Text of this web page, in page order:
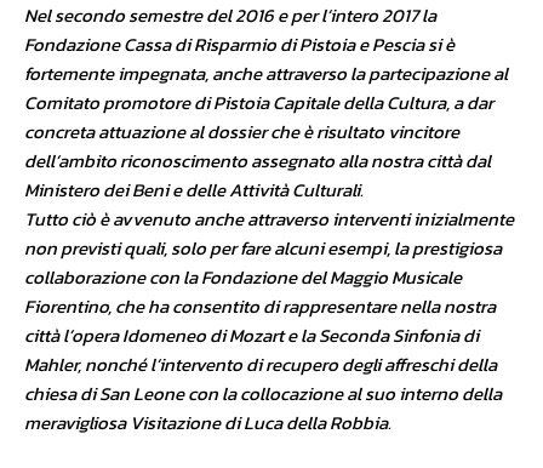
Nel secondo semestre del 2016 e per l’intero 2017 la
Fondazione Cassa di Risparmio di Pistoia e Pescia si è
fortemente impegnata, anche attraverso la partecipazione al
Comitato promotore di Pistoia Capitale della Cultura, a dar
concreta attuazione al dossier che è risultato vincitore
dell’ambito riconoscimento assegnato alla nostra città dal
Ministero dei Beni e delle Attività Culturali.
Tutto ciò è avvenuto anche attraverso interventi inizialmente
non previsti quali, solo per fare alcuni esempi, la prestigiosa
collaborazione con la Fondazione del Maggio Musicale
Fiorentino, che ha consentito di rappresentare nella nostra
città l’opera Idomeneo di Mozart e la Seconda Sinfonia di
Mahler, nonché l’intervento di recupero degli affreschi della
chiesa di San Leone con la collocazione al suo interno della
meravigliosa Visitazione di Luca della Robbia.